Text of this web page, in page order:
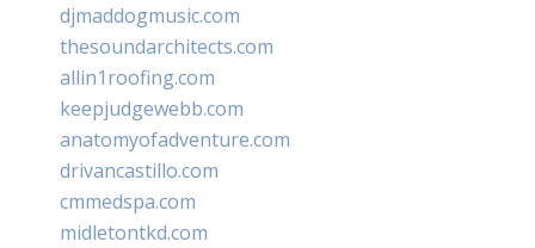
djmaddogmusic.com
thesoundarchitects.com
allin1roofing.com
keepjudgewebb.com
anatomyofadventure.com
drivancastillo.com
cmmedspa.com
midletontkd.com